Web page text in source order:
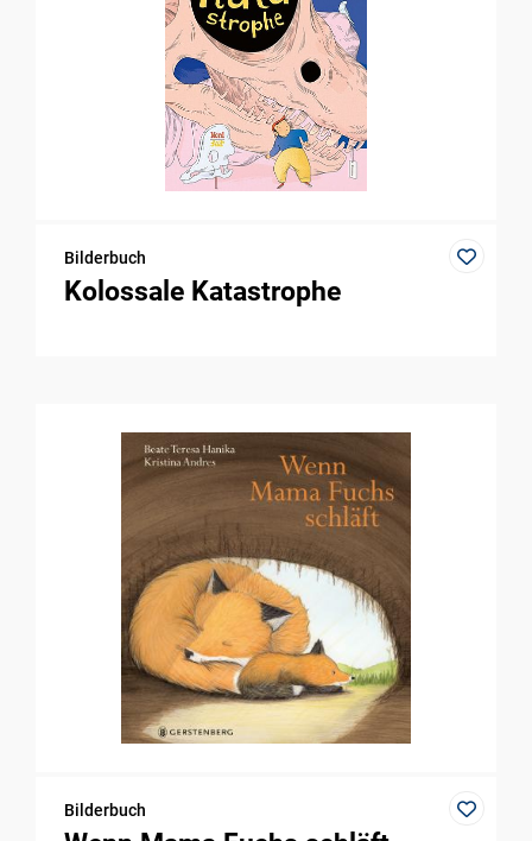
Bilderbuch
Kolossale Katastrophe
Bilderbuch